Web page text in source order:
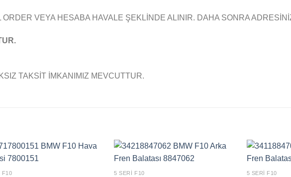
VEYA HESABA HAVALE ŞEKLİNDE ALINIR. DAHA SONRA
TAKSİT İMKANIMIZ MEVCUTTUR.
F10 5 SERI F10 5 SERI F10